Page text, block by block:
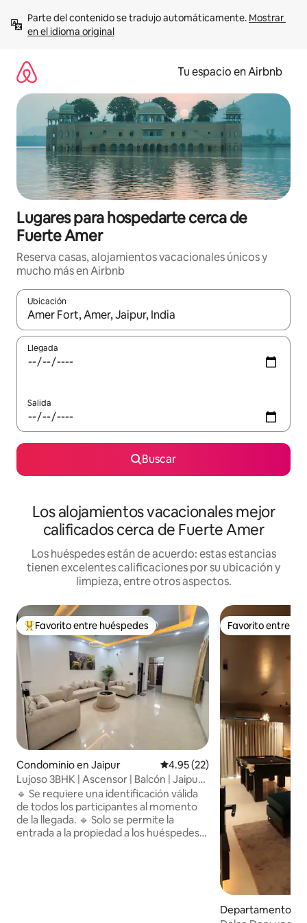
contenido
Parte del contenido se tradujo automáticamente. Mostrar
en el idioma original
Tu espacio en Airbnb
Lugares para hospedarte cerca de
Fuerte Amer
Reserva casas, alojamientos vacacionales únicos y
mucho más en Airbnb
Ubicación
Cuando los resultados estén disponibles, podrás navegar
Llegada
Salida
Buscar
Los alojamientos vacacionales mejor
calificados cerca de Fuerte Amer
Los huéspedes están de acuerdo: estas estancias
tienen excelentes calificaciones por su ubicación y
limpieza, entre otros aspectos.
De los mejores en Favorito entre huéspedes
Favorito entre huéspedes
Condominio en Jaipur Calificación promedio: 4.95 de
4.95 (22)
Lujoso 3BHK | Ascensor | Balcón | Jaipur
Central
🔹 Se requiere una identificación válida
de todos los participantes al momento
de la llegada. 🔹 Solo se permite la
entrada a la propiedad a los huéspedes
Favorito entre
Favorito entre
Departamento